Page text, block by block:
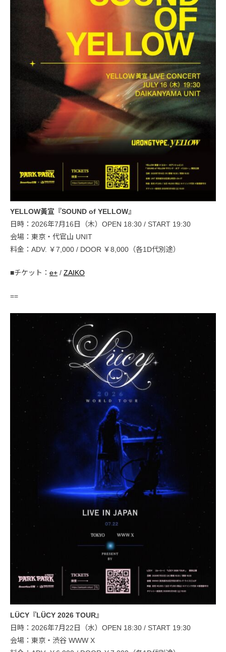
YELLOW黃宣『SOUND of YELLOW』
日時：2026年7月16日（木）OPEN 18:30 / START 19:30
会場：東京・代官山 UNIT
料金：ADV. ￥7,000 / DOOR ￥8,000（各1D代別途）
■チケット： e+ / ZAIKO
==
LÜCY『LÜCY 2026 TOUR』
日時：2026年7月22日（水）OPEN 18:30 / START 19:30
会場：東京・渋谷 WWW X